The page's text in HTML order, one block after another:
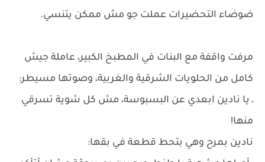
ضوضاء التحضيرات عملت جو مش ممكن يتنسي.
مرفت واقفة مع البنات في المطبخ الكبير، عاملة جيش
كامل من الحلويات الشرقية والغربية، وصوتها مسيطر:
ـ يا نادين ابعدي عن البسبوسة، مش كل شوية تسرقي
منها!
نادين بمرح وهي بتحط قطعة في بقها: